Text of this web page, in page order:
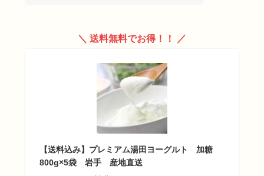
＼ 送料無料でお得！！ ／
【送料込み】プレミアム湯田ヨーグルト 加糖
800g×5袋 岩手 産地直送